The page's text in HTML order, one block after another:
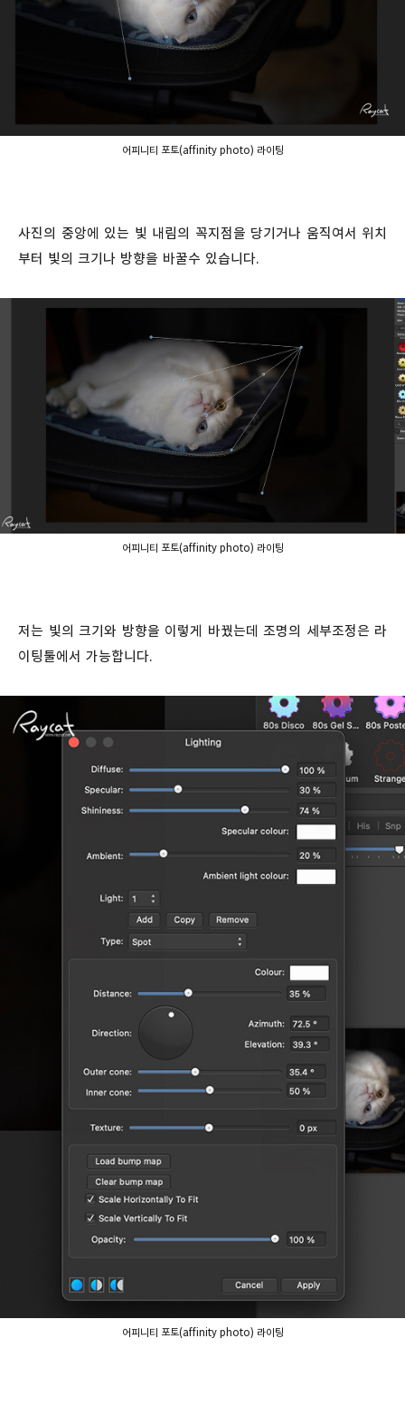
어피니티 포토(affinity photo) 라이팅
사진의 중앙에 있는 빛 내림의 꼭지점을 당기거나 움직여서 위치
부터 빛의 크기나 방향을 바꿀수 있습니다.
어피니티 포토(affinity photo) 라이팅
저는 빛의 크기와 방향을 이렇게 바꿨는데 조명의 세부조정은 라
이팅툴에서 가능합니다.
어피니티 포토(affinity photo) 라이팅